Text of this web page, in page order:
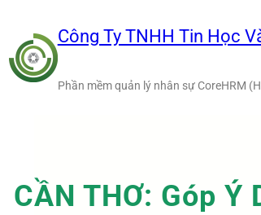
phần
nội
dung
Công Ty TNHH Tin Học
Phần mềm quản lý nhân sự CoreHRM
CẦN THƠ: Góp